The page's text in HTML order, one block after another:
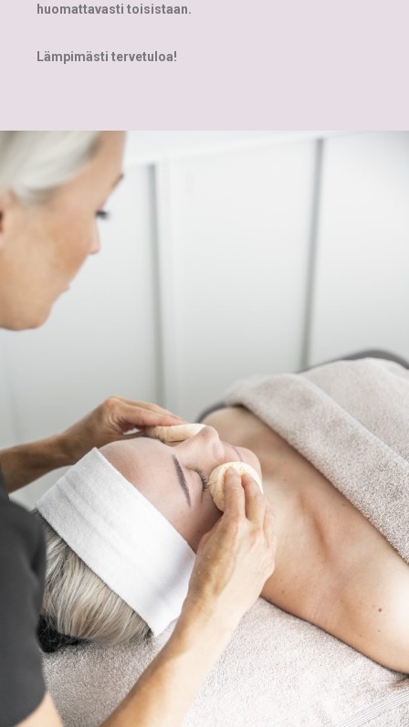
huomattavasti toisistaan.
Lämpimästi tervetuloa!